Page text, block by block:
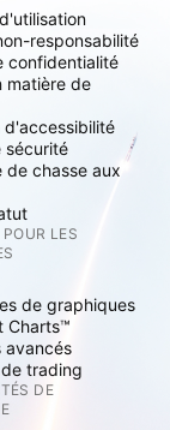
responsabilité
confidentialité
matière de
d'accessibilité
sécurité
de chasse aux
LES
de graphiques
Charts™
avancés
trading
DE